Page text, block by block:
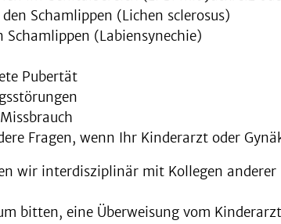
Schamlippen (Lichen sclerosus)
Schamlippen (Labiensynechie)
Pubertät
Fragen, wenn Ihr Kinderarzt oder
wir interdisziplinär mit Kollegen
bitten, eine Überweisung vom